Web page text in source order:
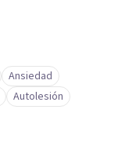
Ansiedad
Autolesión